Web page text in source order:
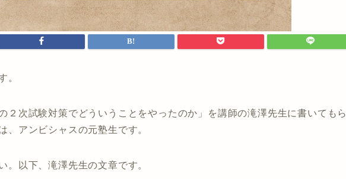
。
２次試験対策でどういうことをやったのか」を講師の滝澤先生に書いてもら
、アンビシャスの元塾生です。
。以下、滝澤先生の文章です。